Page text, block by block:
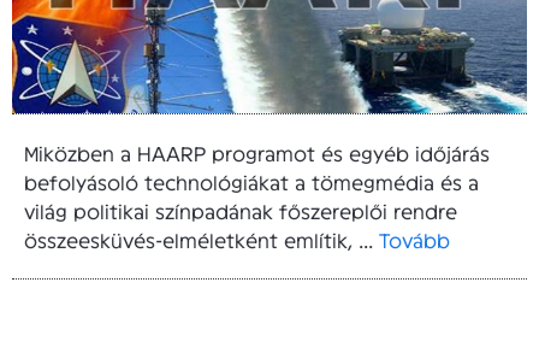
Miközben a HAARP programot és egyéb időjárás
befolyásoló technológiákat a tömegmédia és a
világ politikai színpadának főszereplői rendre
összeesküvés-elméletként említik, ... Tovább